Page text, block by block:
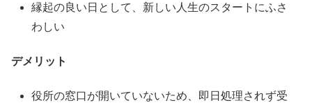
縁起の良い日として、新しい人生のスタートにふさ
わしい
デメリット
役所の窓口が開いていないため、即日処理されず受